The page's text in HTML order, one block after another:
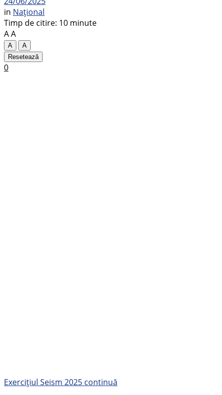
in Național
Timp de citire: 10 minute
AA
A
A
Resetează
0
Exercițiul Seism 2025 continuă